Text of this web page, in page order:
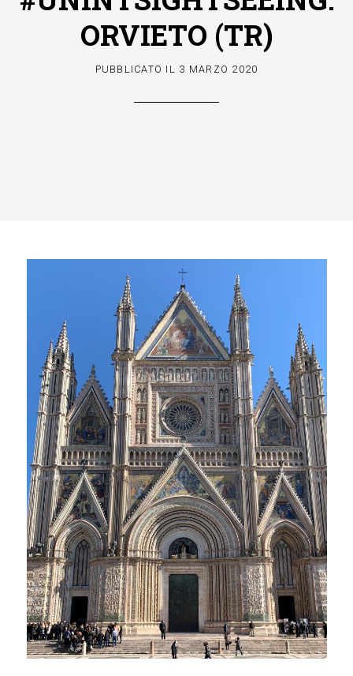
ORVIETO (TR)
PUBBLICATO IL 3 MARZO 2020